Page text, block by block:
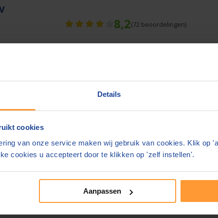
Details
cookies
van onze service maken wij gebruik van cookies. Klik op
cookies u accepteert door te klikken op 'zelf instellen'.
Aanpassen
8,2(72 beoordelingen)
bedragen zijn inclusief btw en bijkomende kosten.
Ervaringen van consumenten Blog & nieuws Over ons